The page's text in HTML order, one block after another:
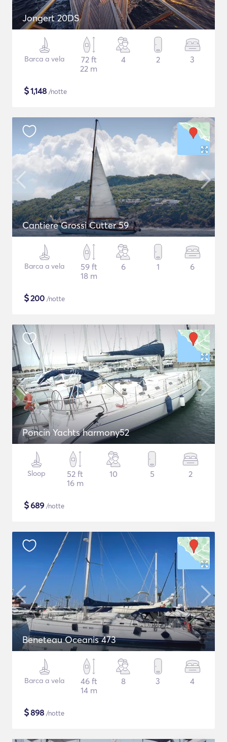
Jongert 20DS
Barca a vela
72 ft
22 m
4 2 3
$1,148 /notte
Cantiere Grossi Cutter 59
Barca a vela
59 ft
18 m
6 1 6
$200 /notte
Poncin Yachts harmony52
Sloop
52 ft
16 m
10 5 2
$689 /notte
Beneteau Oceanis 473
Barca a vela
46 ft
14 m
8 3 4
$898 /notte